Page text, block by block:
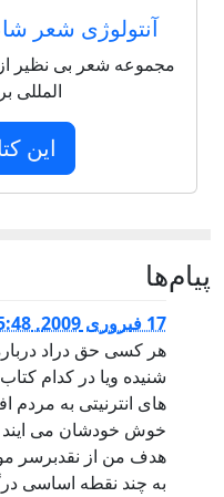
آنتولوژی شعر
المللی
این
پيام‌ها
17 فبروری 2009, 15:48
هر کسی حق دراد
شنیده ویا در کدام
های انترنیتی به مردم
خوش خودشان می ایند
هدف من از نقدبرسر
به چند نقطه اساسی